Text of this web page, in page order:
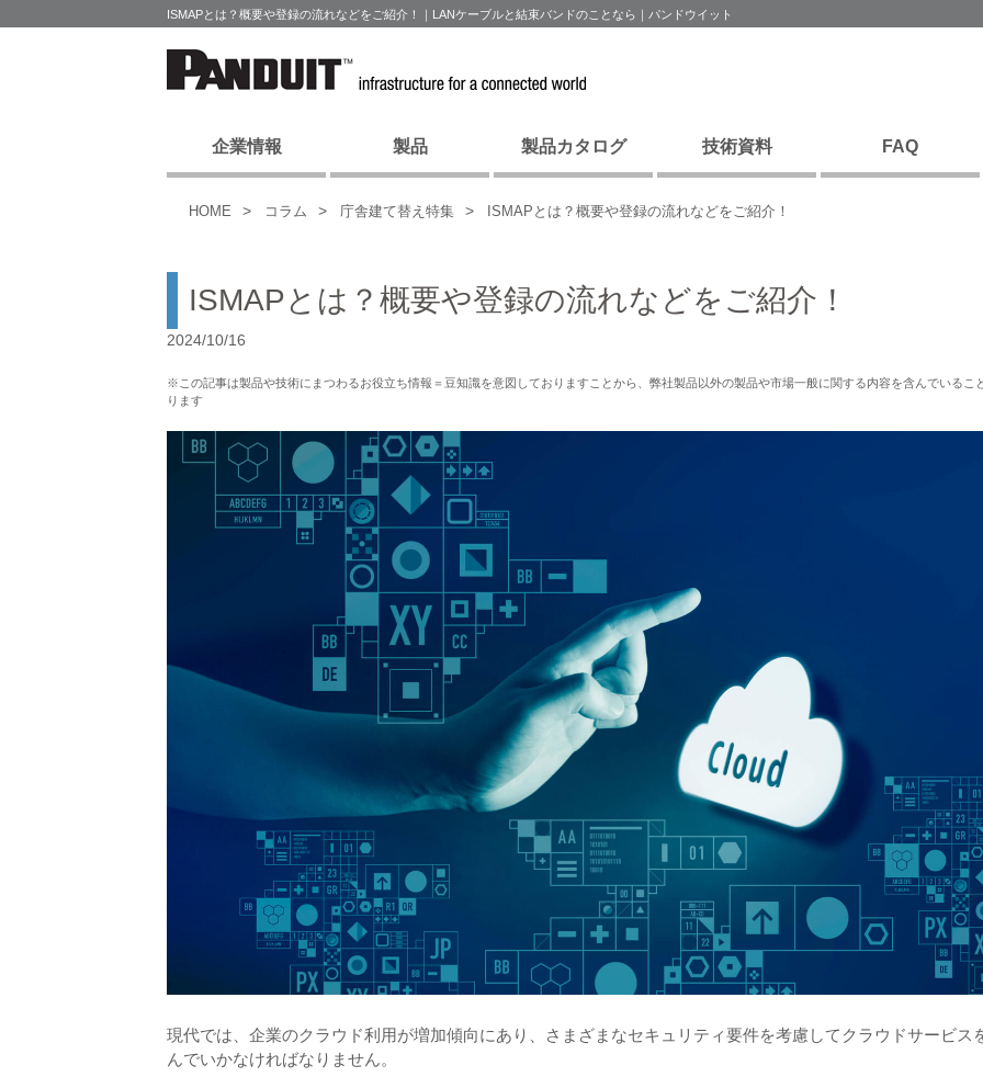
ISMAPとは？概要や登録の流れなどをご紹介！｜LANケーブルと結束バンドのことなら｜パンドウイット
企業情報 製品 製品カタログ 技術資料 FAQ
HOME コラム 庁舎建て替え特集 ISMAPとは？概要や登録の流れなどをご紹介！
ISMAPとは？概要や登録の流れなどをご紹介！
2024/10/16
※この記事は製品や技術にまつわるお役立ち情報＝豆知識を意図しておりますことから、弊社製品以外の製品や市場一般に関する内容を含んでいるこ
ります
現代では、企業のクラウド利用が増加傾向にあり、さまざまなセキュリティ要件を考慮してクラウドサービス
んでいかなければなりません。